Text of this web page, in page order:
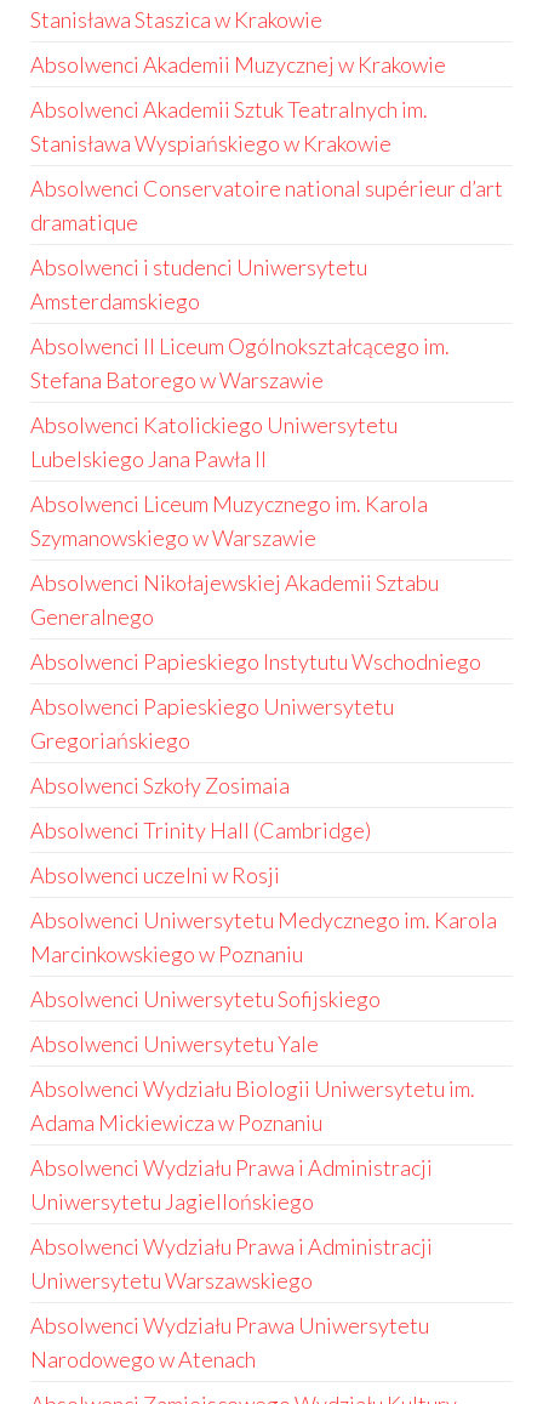
Stanisława Staszica w Krakowie
Absolwenci Akademii Muzycznej w Krakowie
Absolwenci Akademii Sztuk Teatralnych im.
Stanisława Wyspiańskiego w Krakowie
Absolwenci Conservatoire national supérieur d’art
dramatique
Absolwenci i studenci Uniwersytetu
Amsterdamskiego
Absolwenci II Liceum Ogólnokształcącego im.
Stefana Batorego w Warszawie
Absolwenci Katolickiego Uniwersytetu
Lubelskiego Jana Pawła II
Absolwenci Liceum Muzycznego im. Karola
Szymanowskiego w Warszawie
Absolwenci Nikołajewskiej Akademii Sztabu
Generalnego
Absolwenci Papieskiego Instytutu Wschodniego
Absolwenci Papieskiego Uniwersytetu
Gregoriańskiego
Absolwenci Szkoły Zosimaia
Absolwenci Trinity Hall (Cambridge)
Absolwenci uczelni w Rosji
Absolwenci Uniwersytetu Medycznego im. Karola
Marcinkowskiego w Poznaniu
Absolwenci Uniwersytetu Sofijskiego
Absolwenci Uniwersytetu Yale
Absolwenci Wydziału Biologii Uniwersytetu im.
Adama Mickiewicza w Poznaniu
Absolwenci Wydziału Prawa i Administracji
Uniwersytetu Jagiellońskiego
Absolwenci Wydziału Prawa i Administracji
Uniwersytetu Warszawskiego
Absolwenci Wydziału Prawa Uniwersytetu
Narodowego w Atenach